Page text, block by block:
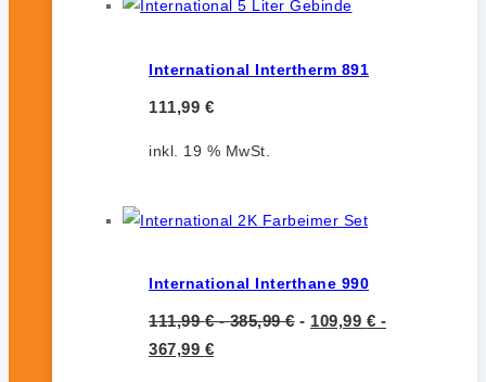
International Intertherm 891
111,99 €
inkl. 19 % MwSt.
International Interthane 990
111,99€-385,99€- 109,99 € -
367,99 €